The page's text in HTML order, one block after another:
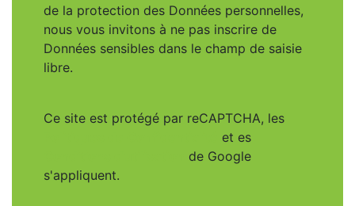
de la protection des Données personnelles,
nous vous invitons à ne pas inscrire de
Données sensibles dans le champ de saisie
libre.
Ce site est protégé par reCAPTCHA, les
et es
de Google
s'appliquent.